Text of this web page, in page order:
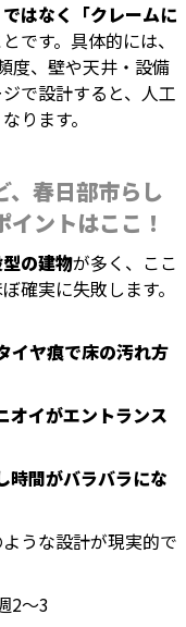
ではなく「クレームに
です。具体的には、
度、壁や天井・設備
で設計すると、人工
ります。
、春日部市らし
ントはここ！
の建物が多く、ここ
確実に失敗します。
イヤ痕で床の汚れ方
オイがエントランス
時間がバラバラにな
うな設計が現実的で
2〜3